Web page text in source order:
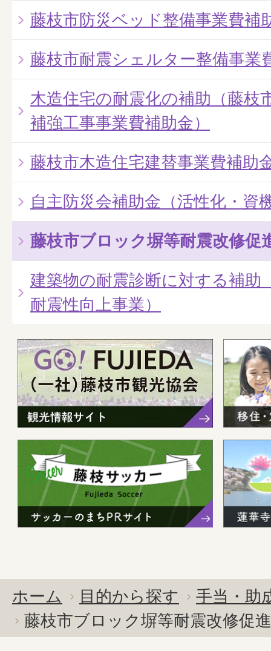
藤枝市防災ベッド整備事業費補
藤枝市耐震シェルター整備事業
木造住宅の耐震化の補助（藤枝
補強工事事業費補助金）
藤枝市木造住宅建替事業費補助
自主防災会補助金（活性化・資
藤枝市ブロック塀等耐震改修促
建築物の耐震診断に対する補助
耐震性向上事業）
ホーム 目的から探す
手当・助
藤枝市ブロック塀等耐震改修促